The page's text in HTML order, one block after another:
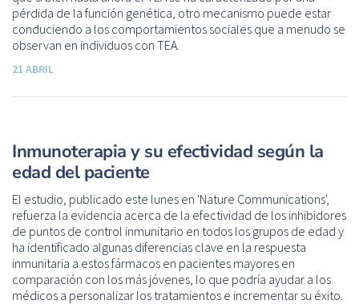
pérdida de la función genética, otro mecanismo puede estar
conduciendo a los comportamientos sociales que a menudo se
observan en individuos con TEA.
21 ABRIL
Inmunoterapia y su efectividad según la
edad del paciente
El estudio, publicado este lunes en 'Nature Communications',
refuerza la evidencia acerca de la efectividad de los inhibidores
de puntos de control inmunitario en todos los grupos de edad y
ha identificado algunas diferencias clave en la respuesta
inmunitaria a estos fármacos en pacientes mayores en
comparación con los más jóvenes, lo que podría ayudar a los
médicos a personalizar los tratamientos e incrementar su éxito.